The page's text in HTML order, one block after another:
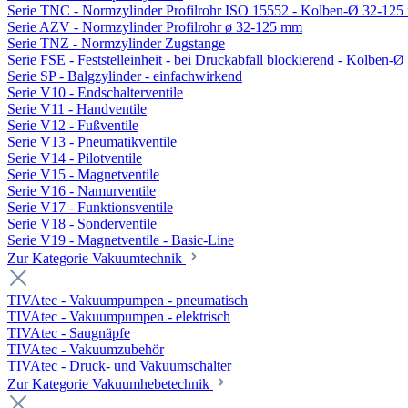
Serie TNC - Normzylinder Profilrohr ISO 15552 - Kolben-Ø 32-125
Serie AZV - Normzylinder Profilrohr ø 32-125 mm
Serie TNZ - Normzylinder Zugstange
Serie FSE - Feststelleinheit - bei Druckabfall blockierend - Kolben-Ø
Serie SP - Balgzylinder - einfachwirkend
Serie V10 - Endschalterventile
Serie V11 - Handventile
Serie V12 - Fußventile
Serie V13 - Pneumatikventile
Serie V14 - Pilotventile
Serie V15 - Magnetventile
Serie V16 - Namurventile
Serie V17 - Funktionsventile
Serie V18 - Sonderventile
Serie V19 - Magnetventile - Basic-Line
Zur Kategorie Vakuumtechnik
TIVAtec - Vakuumpumpen - pneumatisch
TIVAtec - Vakuumpumpen - elektrisch
TIVAtec - Saugnäpfe
TIVAtec - Vakuumzubehör
TIVAtec - Druck- und Vakuumschalter
Zur Kategorie Vakuumhebetechnik